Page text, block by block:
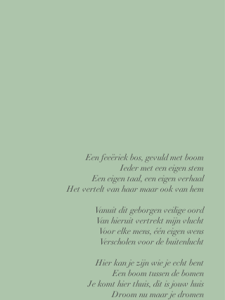
Een feeëriek bos, gevuld met boom
Ieder met een eigen stem
Een eigen taal, een eigen verhaal
Het vertelt van haar maar ook van hem
Vanuit dit geborgen veilige oord
Van hieruit vertrekt mijn vlucht
Voor elke mens, één eigen wens
Verscholen voor de buitenlucht
Hier kan je zijn wie je echt bent
Een boom tussen de bomen
Je komt hier thuis, dit is jouw huis
Droom nu maar je dromen